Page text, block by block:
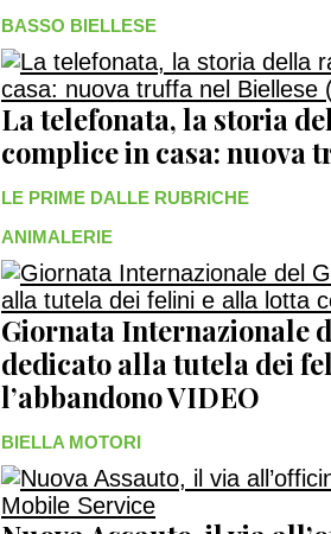
BASSO BIELLESE
La telefonata, la storia
complice in casa: nuova
LE PRIME DALLE RUBRICHE
ANIMALERIE
Giornata Internazionale
dedicato alla tutela dei
l’abbandono VIDEO
BIELLA MOTORI